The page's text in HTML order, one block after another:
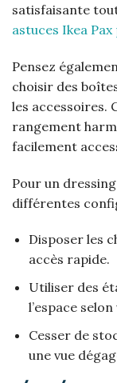
satisfaisante
astuces Ikea
Pensez
choisir des
les accessoires.
rangement
facilement
Pour un
différentes
Disposer les
accès rapide.
Utiliser des
l’espace
Cesser de
une vue